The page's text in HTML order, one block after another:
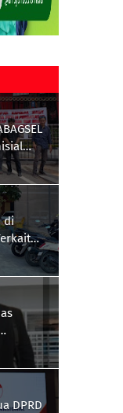
Madina
di
DPRD